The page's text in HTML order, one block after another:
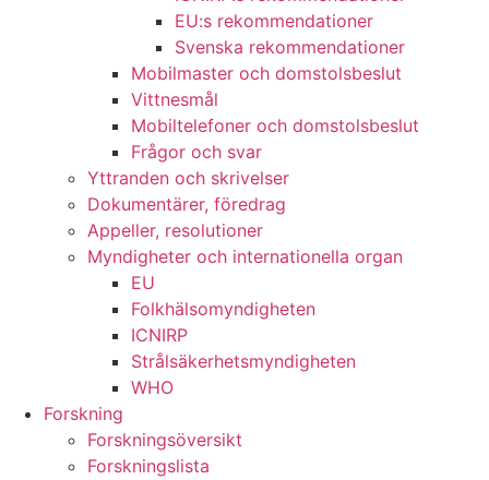
EU:s rekommendationer
Svenska rekommendationer
Mobilmaster och domstolsbeslut
Vittnesmål
Mobiltelefoner och domstolsbeslut
Frågor och svar
Yttranden och skrivelser
Dokumentärer, föredrag
Appeller, resolutioner
Myndigheter och internationella organ
EU
Folkhälsomyndigheten
ICNIRP
Strålsäkerhetsmyndigheten
WHO
Forskning
Forskningsöversikt
Forskningslista